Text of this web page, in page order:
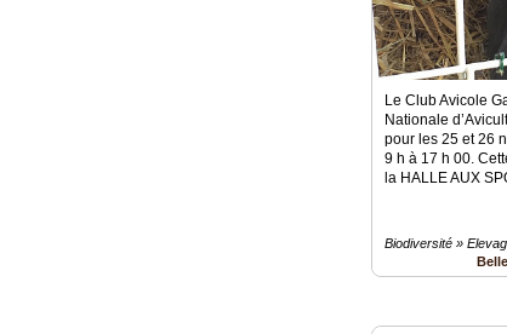
Le Club Avicole
Nationale
pour les 25 et 26
9 h à 17 h 00.
la HALLE AUX
Biodiversité »